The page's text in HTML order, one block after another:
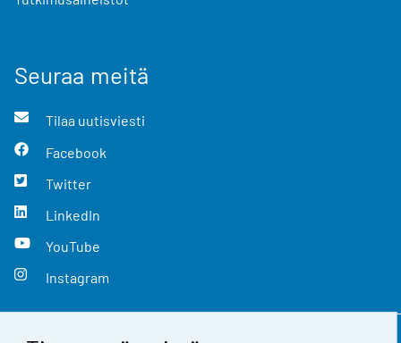
Seuraa meitä
Tilaa uutisviesti
Facebook
Twitter
LinkedIn
YouTube
Instagram